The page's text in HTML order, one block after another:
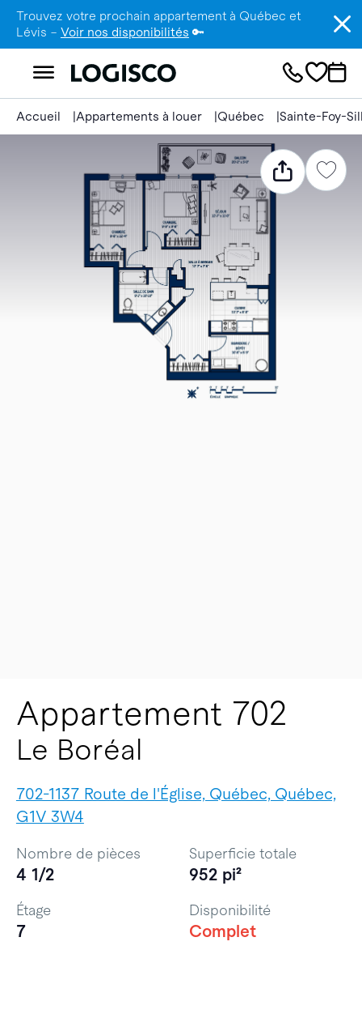
Trouvez votre prochain appartement à Québec et
Lévis – Voir nos disponibilités 🔑
Accueil Appartements à louer Québec Sainte-Foy-
Appartement 702
Le Boréal
702-1137 Route de l'Église, Québec, Québec,
G1V 3W4
Nombre de pièces
4 1/2
Superficie totale
952 pi²
Étage
7
Disponibilité
Complet